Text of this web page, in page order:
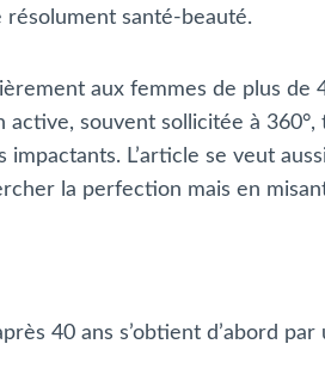
santé-beauté.
aux femmes de plus
active, souvent sollicitée à
impactants. L’article se veut
la perfection mais en
40 ans s’obtient d’abord